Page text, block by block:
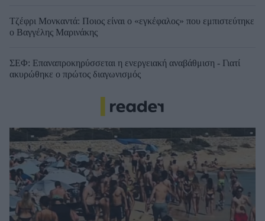
Τζέφρι Μονκαντά: Ποιος είναι ο «εγκέφαλος» που εμπιστεύτηκε
ο Βαγγέλης Μαρινάκης
ΣΕΦ: Επαναπροκηρύσσεται η ενεργειακή αναβάθμιση - Γιατί
ακυρώθηκε ο πρώτος διαγωνισμός